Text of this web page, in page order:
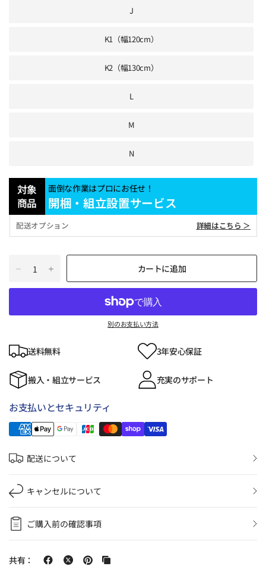
J
K1（幅120cm）
K2（幅130cm）
L
M
N
対象
商品
面倒な作業はプロにお任せ！
開梱・組立設置サービス
配送オプション 詳細はこちら ＞
カートに追加
別のお支払い方法
送料無料 3年安心保証
搬入・組立サービス 充実のサポート
お支払いとセキュリティ
配送について
キャンセルについて
ご購入前の確認事項
共有：